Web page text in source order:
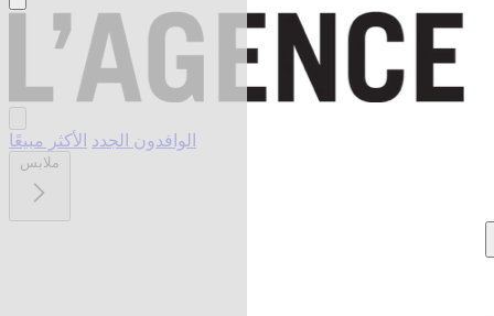
الوافدون الجدد الأكثر مبيعًا
ملابس